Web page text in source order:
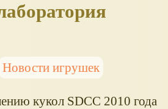
Новости игрушек
кукол SDCC 2010 года